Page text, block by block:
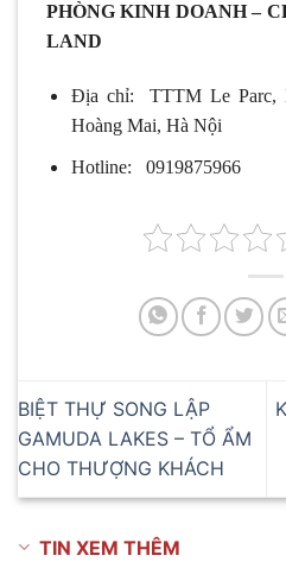
PHÒNG KINH DOANH –
LAND
Địa chỉ: TTTM Le Parc,
Hoàng Mai, Hà Nội
Hotline: 0919875966
BIỆT THỰ SONG LẬP
GAMUDA LAKES – TỔ ẨM
CHO THƯỢNG KHÁCH
TIN XEM THÊM